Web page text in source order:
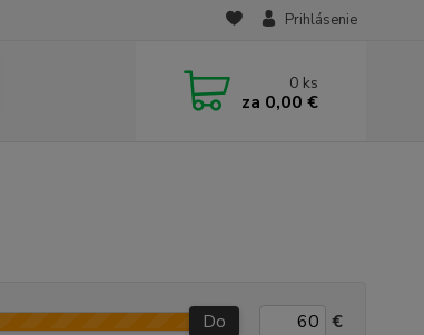
Prihlásenie
0 ks
za 0,00 €
Do €